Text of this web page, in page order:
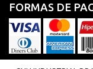
FORMAS DE